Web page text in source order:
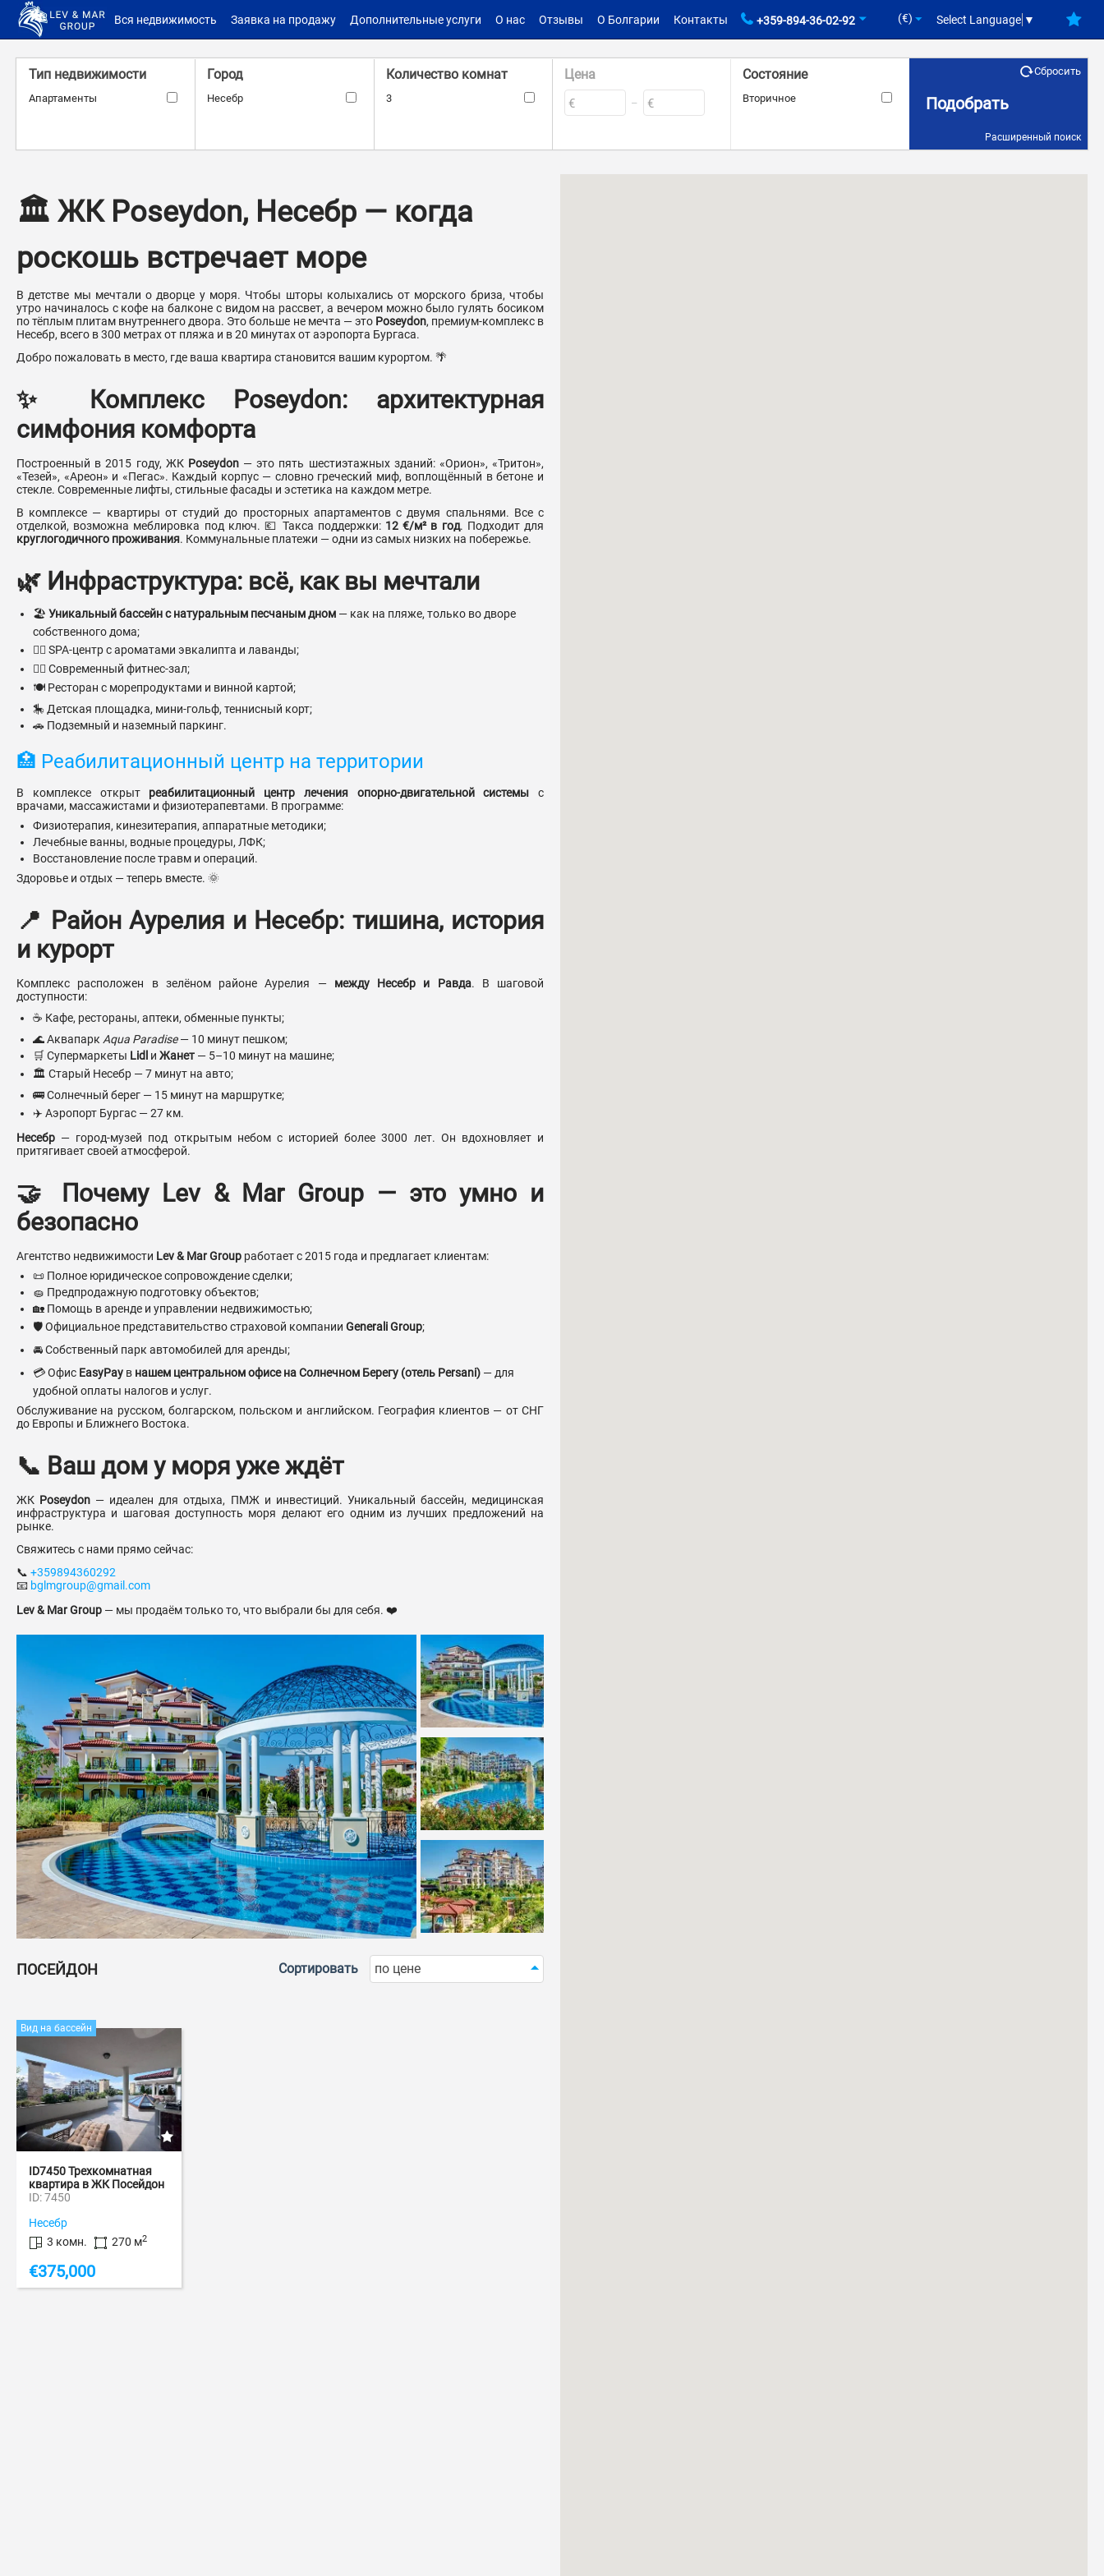
Вся недвижимость Заявка на продажу Дополнительные услуги О нас Отзывы О Болгарии Контакты +359-894-36-02-92 (€) Select Language ▼
Тип недвижимости
Апартаменты
Город
Несебр
Количество комнат
3
Цена
€ – €
Состояние
Вторичное
Количество санузлов Количество террас
Подобрать
Сбросить
Расширенный поиск
🏛 ЖК Poseydon, Несебр — когда
роскошь встречает море
В детстве мы мечтали о дворце у моря. Чтобы шторы колыхались от морского бриза, чтобы
утро начиналось с кофе на балконе с видом на рассвет, а вечером можно было гулять босиком
по тёплым плитам внутреннего двора. Это больше не мечта — это Poseydon, премиум-комплекс в
Несебр, всего в 300 метрах от пляжа и в 20 минутах от аэропорта Бургаса.
Добро пожаловать в место, где ваша квартира становится вашим курортом. 🌴
✨ Комплекс Poseydon: архитектурная
симфония комфорта
Построенный в 2015 году, ЖК Poseydon— это пять шестиэтажных зданий: «Орион», «Тритон»,
«Тезей», «Ареон» и «Пегас». Каждый корпус — словно греческий миф, воплощённый в бетоне и
стекле. Современные лифты, стильные фасады и эстетика на каждом метре.
В комплексе — квартиры от студий до просторных апартаментов с двумя спальнями. Все с
отделкой, возможна меблировка под ключ. 💶 Такса поддержки: 12 €/м² в год. Подходит для
круглогодичного проживания. Коммунальные платежи — одни из самых низких на побережье.
🌿 Инфраструктура: всё, как вы мечтали
🏖 Уникальный бассейн с натуральным песчаным дном — как на пляже, только во дворе
собственного дома;
🧖‍♀️ SPA-центр с ароматами эвкалипта и лаванды;
🏋️‍♂️ Современный фитнес-зал;
🍽 Ресторан с морепродуктами и винной картой;
🎠 Детская площадка, мини-гольф, теннисный корт;
🚗 Подземный и наземный паркинг.
🏥 Реабилитационный центр на территории
В комплексе открыт реабилитационный центр лечения опорно-двигательной системы с
врачами, массажистами и физиотерапевтами. В программе:
Физиотерапия, кинезитерапия, аппаратные методики;
Лечебные ванны, водные процедуры, ЛФК;
Восстановление после травм и операций.
Здоровье и отдых — теперь вместе. 🌞
📍 Район Аурелия и Несебр: тишина, история
и курорт
Комплекс расположен в зелёном районе Аурелия — между Несебр и Равда. В шаговой
доступности:
☕ Кафе, рестораны, аптеки, обменные пункты;
🌊 Аквапарк Aqua Paradise— 10 минут пешком;
🛒 Супермаркеты Lidl и Жанет — 5–10 минут на машине;
🏛 Старый Несебр — 7 минут на авто;
🚌 Солнечный берег — 15 минут на маршрутке;
✈️ Аэропорт Бургас — 27 км.
Несебр — город-музей под открытым небом с историей более 3000 лет. Он вдохновляет и
притягивает своей атмосферой.
🤝 Почему Lev & Mar Group — это умно и
безопасно
Агентство недвижимости Lev & Mar Group работает с 2015 года и предлагает клиентам:
📜 Полное юридическое сопровождение сделки;
🧽 Предпродажную подготовку объектов;
🏡 Помощь в аренде и управлении недвижимостью;
🛡 Официальное представительство страховой компании Generali Group;
🚘 Собственный парк автомобилей для аренды;
💳 Офис EasyPay в нашем центральном офисе на Солнечном Берегу (отель Persani) — для
удобной оплаты налогов и услуг.
Обслуживание на русском, болгарском, польском и английском. География клиентов — от СНГ
до Европы и Ближнего Востока.
📞 Ваш дом у моря уже ждёт
ЖК Poseydon — идеален для отдыха, ПМЖ и инвестиций. Уникальный бассейн, медицинская
инфраструктура и шаговая доступность моря делают его одним из лучших предложений на
рынке.
Свяжитесь с нами прямо сейчас:
📞 +359894360292
📧 bglmgroup@gmail.com
Lev & Mar Group — мы продаём только то, что выбрали бы для себя. ❤️
ПОСЕЙДОН Сортировать по цене
Вид на бассейн
ID7450 Трехкомнатная
квартира в ЖК Посейдон
ID: 7450
Несебр
3 комн.
270 м2
€375,000